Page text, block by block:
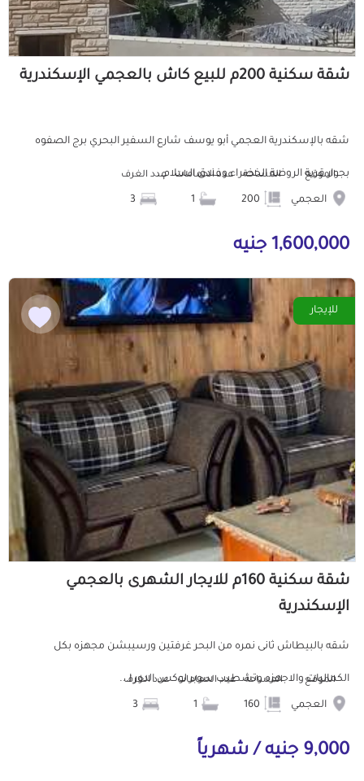
شقة سكنية 200م للبيع كاش بالعجمي الإسكندرية
شقه بالإسكندرية العجمي أبو يوسف شارع السفير البحري برج الصفوه
بجوار قرية الروضة الخضراء وفندق السلام...
الموقع
العجمي
المساحة عدد الحمامات عدد الغرف
1,600,000 جنيه
للإيجار
شقة سكنية 160م للايجار الشهرى بالعجمي
الإسكندرية
شقه بالبيطاش ثانى نمره من البحر غرفتين ورسيبشن مجهزه بكل
الكماليات والاجهزه وتشطيب سوبر لوكس الدور ا...
الموقع
العجمي
المساحة عدد الحمامات عدد الغرف
9,000 جنيه / شهرياً